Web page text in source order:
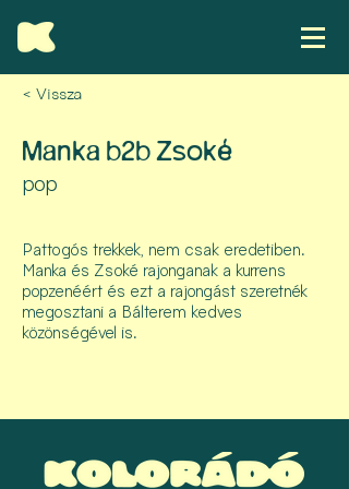
< Vissza
Manka b2b Zsoké
pop
Pattogós trekkek, nem csak eredetiben.
Manka és Zsoké rajonganak a kurrens
popzenéért és ezt a rajongást szeretnék
megosztani a Bálterem kedves
közönségével is.